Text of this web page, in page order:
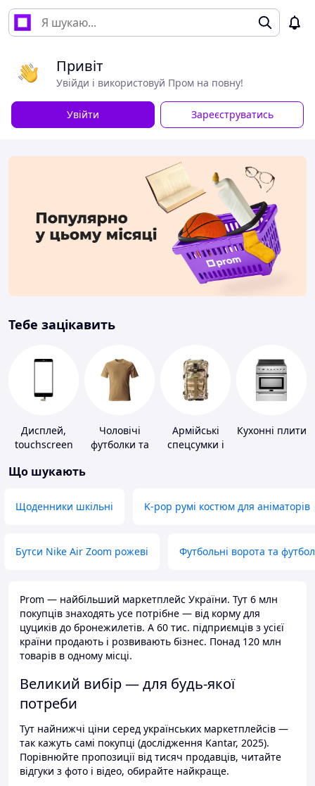
Привіт
Увійди і використовуй Пром на повну!
Увійти Зареєструватись
Тебе зацікавить
Дисплей,
touchscreen
Чоловічі
футболки та
Армійські
спецсумки і
Кухонні плити
Що шукають
Щоденники шкільні K-pop румі костюм для аніматорів
Бутси Nike Air Zoom рожеві Футбольні ворота та
Prom — найбільший маркетплейс України. Тут 6 млн
покупців знаходять усе потрібне — від корму для
цуциків до бронежилетів. А 60 тис. підприємців з усієї
країни продають і розвивають бізнес. Понад 120 млн
товарів в одному місці.
Великий вибір — для будь-якої
потреби
Тут найнижчі ціни серед українських маркетплейсів —
так кажуть самі покупці (дослідження Kantar, 2025).
Порівнюйте пропозиції від тисяч продавців, читайте
відгуки з фото і відео, обирайте найкраще.